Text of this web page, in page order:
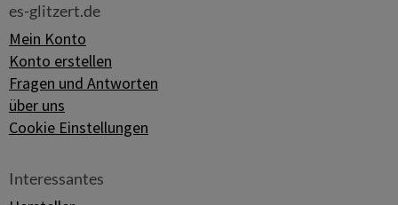
es-glitzert.de
Mein Konto
Konto erstellen
Fragen und Antworten
über uns
Cookie Einstellungen
Interessantes